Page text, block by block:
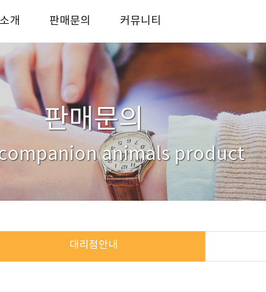
개
사료
간식
용품
판매문의
사업자전용 판매처
대리점안내
거래처
커뮤니티
KICO story
문의하기
판매문의
animals product
대리점안내